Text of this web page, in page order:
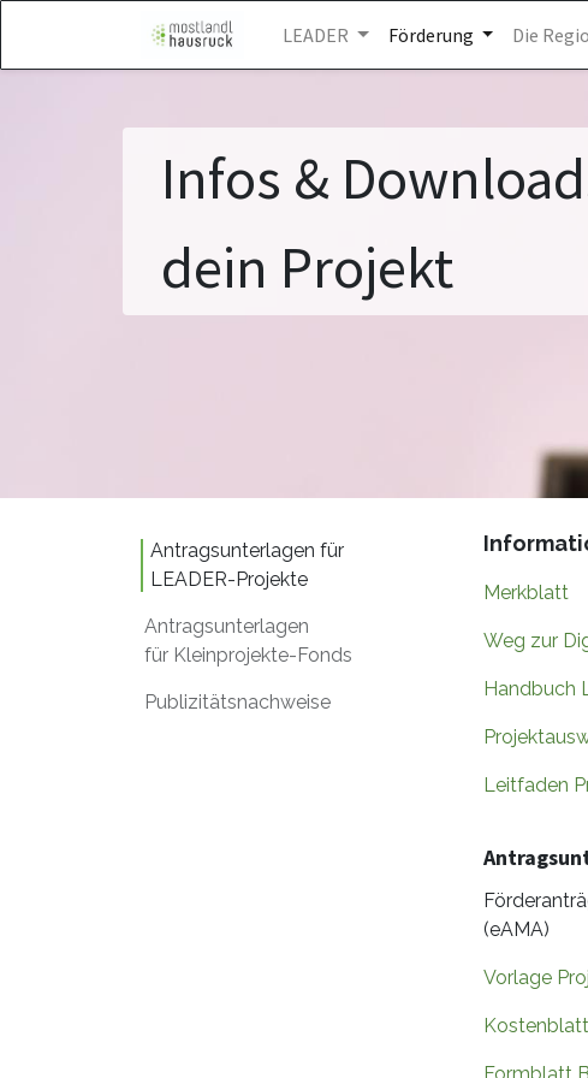
LEADER Förderung Die
Infos &
dein Projekt
Antragsunterlagen für
LEADER-Projekte
Antragsunterlagen
für Kleinprojekte-Fonds
Publizitätsnachweise
Merkblatt
Weg zur
Handbuch
Leitfaden
(eAMA)
Vorlage
Kostenblatt